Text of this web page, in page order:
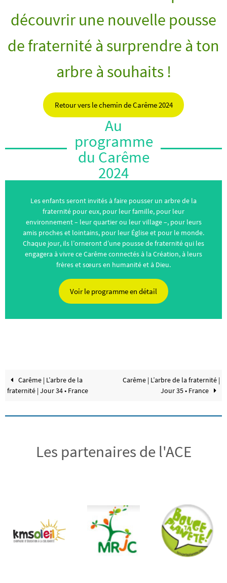
découvrir une nouvelle pousse
de fraternité à surprendre à ton
arbre à souhaits !
Retour vers le chemin de Carême 2024
Au
programme
du Carême
2024
Les enfants seront invités à faire pousser un arbre de la
fraternité pour eux, pour leur famille, pour leur
environnement – leur quartier ou leur village –, pour leurs
amis proches et lointains, pour leur Église et pour le monde.
Chaque jour, ils l’orneront d’une pousse de fraternité qui les
engagera à vivre ce Carême connectés à la Création, à leurs
frères et sœurs en humanité et à Dieu.
Voir le programme en détail
Carême | L’arbre de la
fraternité | Jour 34 • France
Carême | L’arbre de la fraternité |
Jour 35 • France
Les partenaires de l'ACE